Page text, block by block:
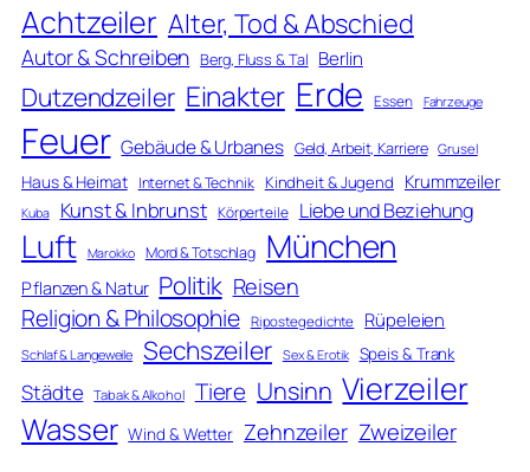
Achtzeiler Alter, Tod & Abschied
Autor & Schreiben Berg, Fluss & Tal Berlin
Dutzendzeiler Einakter Erde Essen Fahrzeuge
Feuer Gebäude & Urbanes Geld, Arbeit, Karriere Grusel
Haus & Heimat Internet & Technik Kindheit & Jugend Krummzeiler
Kuba Kunst & Inbrunst Körperteile Liebe und Beziehung
Luft Marokko Mord & Totschlag München
Pflanzen & Natur Politik Reisen
Religion & Philosophie Ripostegedichte Rüpeleien
Schlaf & Langeweile Sechszeiler Sex & Erotik Speis & Trank
Städte Tabak & Alkohol Tiere Unsinn Vierzeiler
Wasser Wind & Wetter Zehnzeiler Zweizeiler